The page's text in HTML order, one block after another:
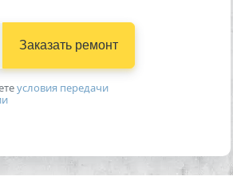
Заказать ремонт
условия передачи